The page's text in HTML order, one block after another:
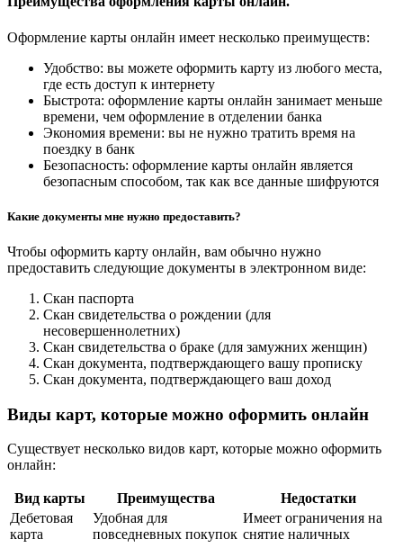
Оформление карты онлайн имеет несколько преимуществ:
Удобство: вы можете оформить карту из любого места,
где есть доступ к интернету
Быстрота: оформление карты онлайн занимает меньше
времени, чем оформление в отделении банка
Экономия времени: вы не нужно тратить время на
поездку в банк
Безопасность: оформление карты онлайн является
безопасным способом, так как все данные шифруются
Какие документы мне нужно предоставить?
Чтобы оформить карту онлайн, вам обычно нужно
предоставить следующие документы в электронном виде:
Скан паспорта
Скан свидетельства о рождении (для
несовершеннолетних)
Скан свидетельства о браке (для замужних женщин)
Скан документа, подтверждающего вашу прописку
Скан документа, подтверждающего ваш доход
Виды карт, которые можно оформить онлайн
Существует несколько видов карт, которые можно оформить
онлайн:
Вид карты Преимущества
Недостатки
Дебетовая
карта
Удобная для
повседневных покупок
Имеет ограничения на
снятие наличных